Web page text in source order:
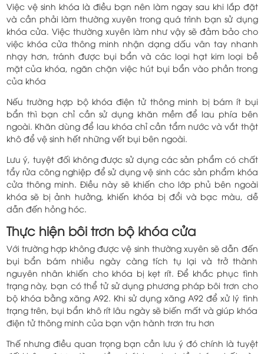
Việc vệ sinh khóa là điều bạn nên làm ngay sau khi lắp đặt
và cần phải làm thường xuyên trong quá trình bạn sử dụng
khóa cửa. Việc thường xuyên làm như vậy sẽ đảm bảo cho
việc khóa cửa thông minh nhận dạng dấu vân tay nhanh
nhạy hơn, tránh được bụi bẩn và các loại hạt kim loại bề
mặt của khóa, ngăn chặn việc hút bụi bẩn vào phần trong
của khóa
Nếu trường hợp bộ khóa điện tử thông minh bị bám ít bụi
bẩn thì bạn chỉ cần sử dụng khăn mềm để lau phía bên
ngoài. Khăn dùng để lau khóa chỉ cần tẩm nước và vắt thật
khô để vệ sinh hết những vết bụi bên ngoài.
Lưu ý, tuyệt đối không được sử dụng các sản phẩm có chất
tẩy rửa công nghiệp để sử dụng vệ sinh các sản phẩm khóa
cửa thông minh. Điều này sẽ khiến cho lớp phủ bên ngoài
khóa sẽ bị ảnh hưởng, khiến khóa bị đổi và bạc màu, dễ
dẫn đến hỏng hóc.
Thực hiện bôi trơn bộ khóa cửa
Với trường hợp không được vệ sinh thường xuyên sẽ dẫn đến
bụi bẩn bám nhiều ngày càng tích tụ lại và trở thành
nguyên nhân khiến cho khóa bị kẹt rít. Để khắc phục tình
trạng này, bạn có thể tử sử dụng phương pháp bôi trơn cho
bộ khóa bằng xăng A92. Khi sử dụng xăng A92 để xử lý tình
trạng trên, bụi bẩn khô rít lâu ngày sẽ biến mất và giúp khóa
điện tử thông minh của bạn vận hành trơn tru hơn
Thế nhưng điều quan trọng bạn cần lưu ý đó chính là tuyệt